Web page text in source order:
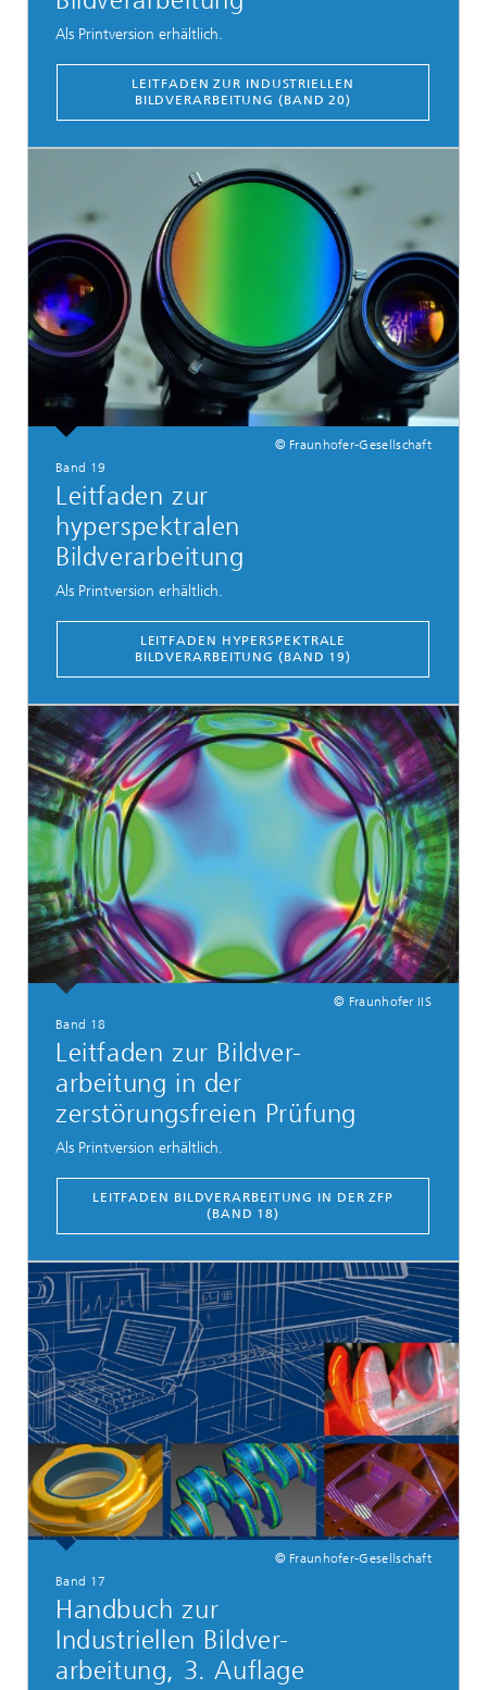
Als Printversion erhältlich.
LEITFADEN ZUR INDUSTRIELLEN
BILDVERARBEITUNG (BAND 20)
© Fraunhofer-Gesellschaft
Band 19
Leitfaden zur
hyperspektralen
Bildverarbeitung
Als Printversion erhältlich.
LEITFADEN HYPERSPEKTRALE
BILDVERARBEITUNG (BAND 19)
© Fraunhofer IIS
Band 18
Leitfaden zur Bildver-
arbeitung in der
zerstörungsfreien Prüfung
Als Printversion erhältlich.
LEITFADEN BILDVERARBEITUNG IN DER ZFP
(BAND 18)
© Fraunhofer-Gesellschaft
Band 17
Handbuch zur
Industriellen Bildver-
arbeitung, 3. Auflage